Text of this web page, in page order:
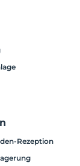
Rezeption